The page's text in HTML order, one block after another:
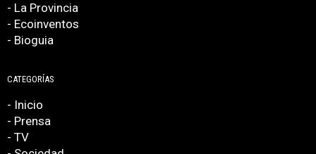
- La Provincia
- Ecoinventos
- Bioguia
CATEGORÍAS
- Inicio
- Prensa
- TV